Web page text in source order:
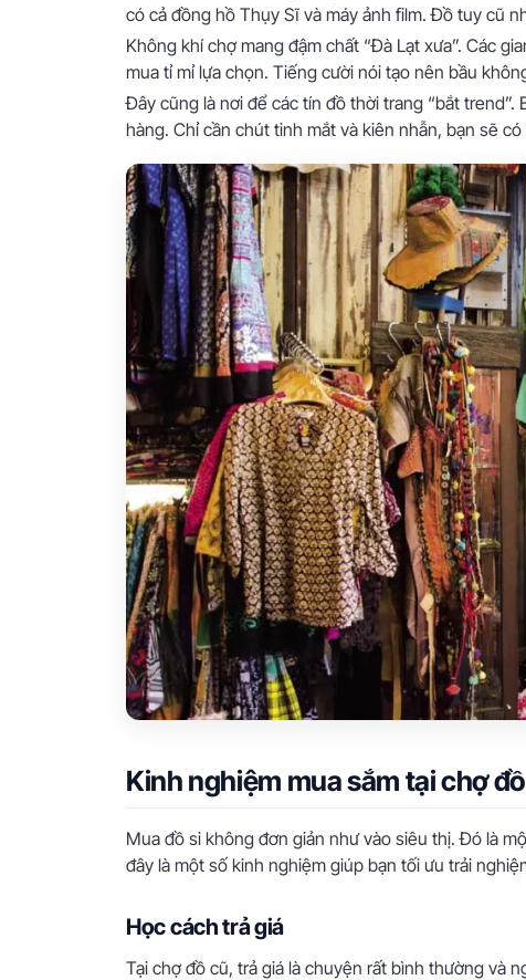
có cả đồng hồ Thụy Sĩ và máy ảnh film. Đồ tuy cũ
Không khí chợ mang đậm chất “Đà Lạt xưa”. Các
mua tỉ mỉ lựa chọn. Tiếng cười nói tạo nên bầu
Đây cũng là nơi để các tín đồ thời trang “bắt
hàng. Chỉ cần chút tinh mắt và kiên nhẫn, bạn sẽ có
Kinh nghiệm mua sắm tại chợ
Mua đồ si không đơn giản như vào siêu thị. Đó là
đây là một số kinh nghiệm giúp bạn tối ưu trải
Học cách trả giá
Tại chợ đồ cũ, trả giá là chuyện rất bình thường và